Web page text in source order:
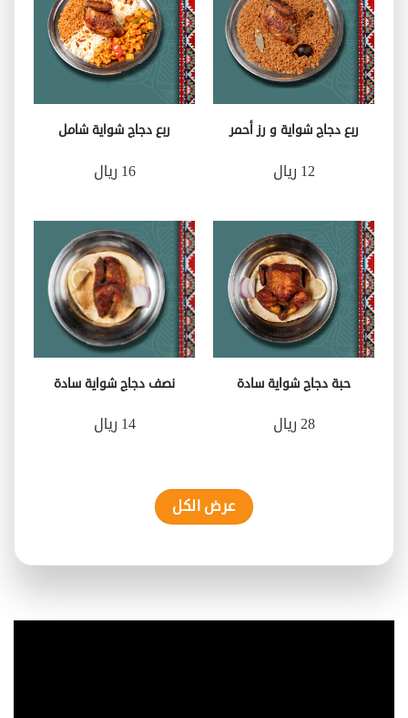
ربع دجاج شواية و رز أحمر
12 ريال
ربع دجاج شواية شامل
16 ريال
حبة دجاج شواية سادة
28 ريال
نصف دجاج شواية سادة
14 ريال
عرض الكل